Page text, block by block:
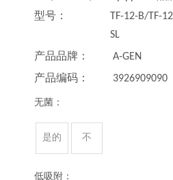
型号：
TF-12-B/TF-
SL
产品品牌：
A-GEN
产品编码：
3926909090
无菌：
是的 不
低吸附：